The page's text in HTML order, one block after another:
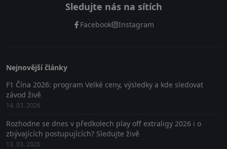
Sledujte nás na sítích
Facebook Instagram
Nejnovější články
F1 Čína 2026: program Velké ceny, výsledky a kde sledovat
závod živě
14. 03. 2026
Rozhodne se dnes v předkolech play off extraligy 2026 i o
zbývajících postupujících? Sledujte živě
13. 03. 2026